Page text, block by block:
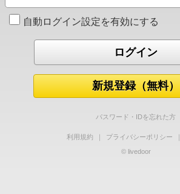
自動ログイン設定を有効にする
新規登録（無料）
パスワード・IDを忘れた方
利用規約 ｜ プライバシーポリシー ｜
© livedoor